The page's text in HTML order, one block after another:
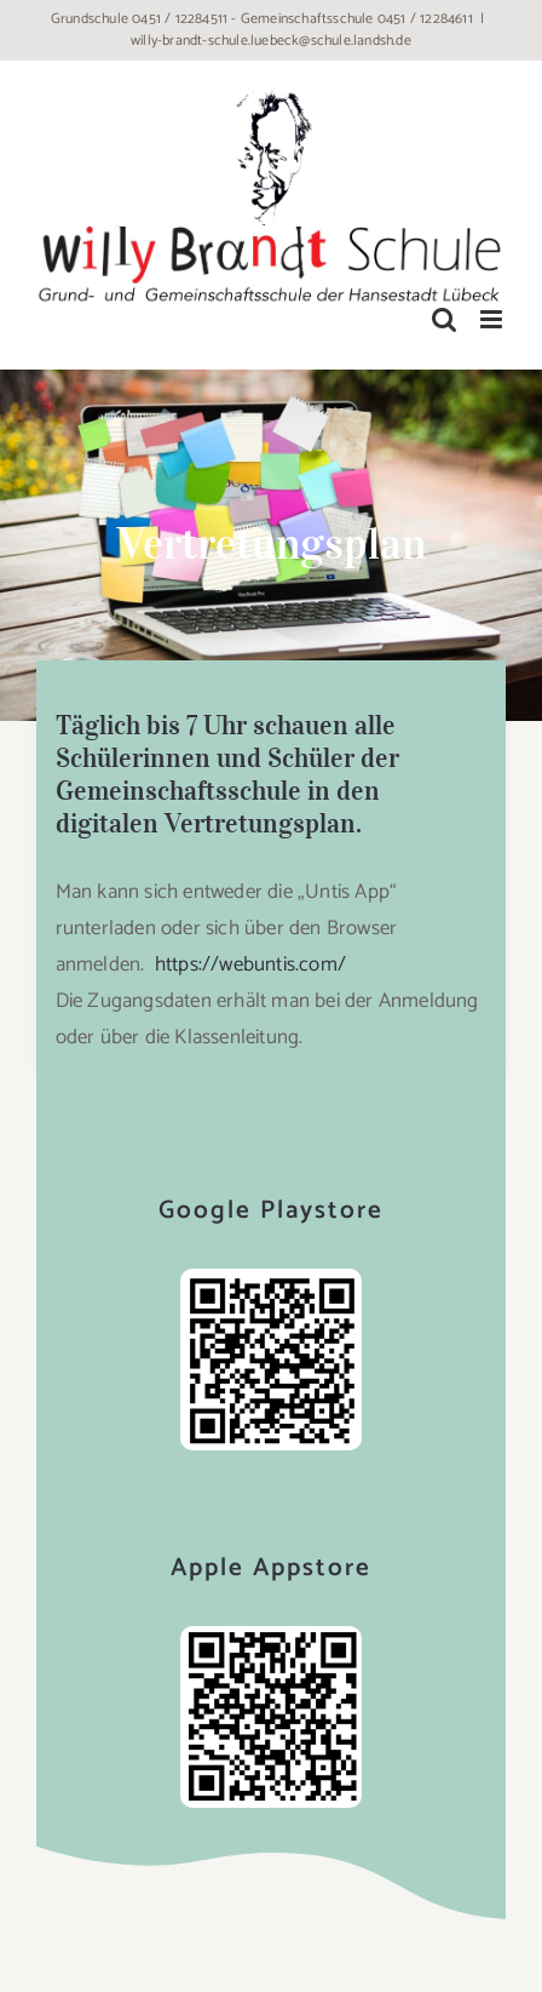
Inhalt
Grundschule 0451 / 12284511 - Gemeinschaftsschule 0451 / 12284611 |
willy-brandt-schule.luebeck@schule.landsh.de
Vertretungsplan
Täglich bis 7 Uhr schauen alle
Schülerinnen und Schüler der
Gemeinschaftsschule in den
digitalen Vertretungsplan.
Man kann sich entweder die „Untis App“
runterladen oder sich über den Browser
anmelden. https://webuntis.com/
Die Zugangsdaten erhält man bei der Anmeldung
oder über die Klassenleitung.
Google Playstore
Apple Appstore